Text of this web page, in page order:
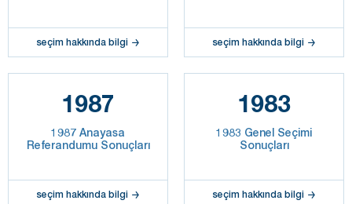
seçim hakkında bilgi seçim hakkında bilgi
1987
1987 Anayasa
Referandumu Sonuçları
seçim hakkında bilgi
1983
1983 Genel Seçimi
Sonuçları
seçim hakkında bilgi